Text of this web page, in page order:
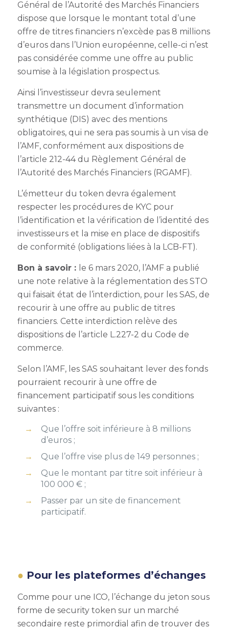
Général de l’Autorité des Marchés Financiers
dispose que lorsque le montant total d’une
offre de titres financiers n’excède pas 8 millions
d’euros dans l’Union européenne, celle-ci n’est
pas considérée comme une offre au public
soumise à la législation prospectus.
Ainsi l’investisseur devra seulement
transmettre un document d’information
synthétique (DIS) avec des mentions
obligatoires, qui ne sera pas soumis à un visa de
l’AMF, conformément aux dispositions de
l’article 212-44 du Règlement Général de
l’Autorité des Marchés Financiers (RGAMF).
L’émetteur du token devra également
respecter les procédures de KYC pour
l’identification et la vérification de l’identité des
investisseurs et la mise en place de dispositifs
de conformité (obligations liées à la LCB-FT).
Bon à savoir : le 6 mars 2020, l’AMF a publié
une note relative à la réglementation des STO
qui faisait état de l’interdiction, pour les SAS, de
recourir à une offre au public de titres
financiers. Cette interdiction relève des
dispositions de l’article L.227-2 du Code de
commerce.
Selon l’AMF, les SAS souhaitant lever des fonds
pourraient recourir à une offre de
financement participatif sous les conditions
suivantes :
Que l’offre soit inférieure à 8 millions
d’euros ;
Que l’offre vise plus de 149 personnes ;
Que le montant par titre soit inférieur à
100 000 € ;
Passer par un site de financement
participatif.
Pour les plateformes d’échanges
Comme pour une ICO, l’échange du jeton sous
forme de security token sur un marché
secondaire reste primordial afin de trouver des